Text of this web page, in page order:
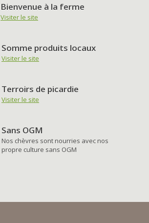
Bienvenue à la ferme
Visiter le site
Somme produits locaux
Visiter le site
Terroirs de picardie
Visiter le site
Sans OGM
Nos chèvres sont nourries avec nos
propre culture sans OGM